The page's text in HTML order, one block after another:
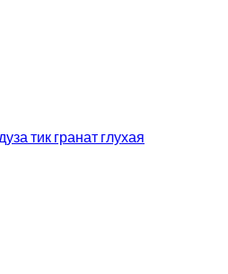
тик гранат глухая